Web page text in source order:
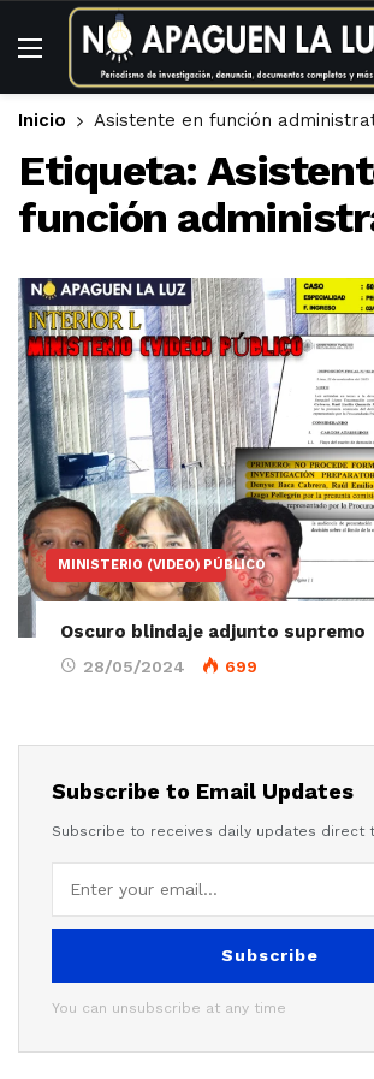
Inicio Asistente en función
Etiqueta:
función
MINISTERIO (VIDEO) PÚBLICO
Oscuro blindaje adjunto supremo
28/05/2024 699
Subscribe to Email Updates
Subscribe to receives daily updates direct
Subscribe
You can unsubscribe at any time